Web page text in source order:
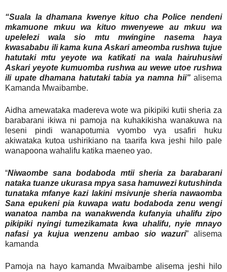
“Suala la dhamana kwenye kituo cha Police nendeni
mkamuone mkuu wa kituo mwenyewe au mkuu wa
upelelezi wala sio mtu mwingine nasema haya
kwasababu ili kama kuna Askari ameomba rushwa tujue
hatutaki mtu yeyote wa katikati na wala hairuhusiwi
Askari yeyote kumuomba rushwa au wewe utoe rushwa
ili upate dhamana hatutaki tabia ya namna hii”alisema
Kamanda Mwaibambe.
Aidha amewataka madereva wote wa pikipiki kutii sheria za
barabarani ikiwa ni pamoja na kuhakikisha wanakuwa na
leseni pindi wanapotumia vyombo vya usafiri huku
akiwataka kutoa ushirikiano na taarifa kwa jeshi hilo pale
wanapoona wahalifu katika maeneo yao.
“Niwaombe sana bodaboda mtii sheria za barabarani
nataka tuanze ukurasa mpya sasa hamuwezi kutushinda
tunataka mfanye kazi lakini msivunje sheria nawaomba
Sana epukeni pia kuwapa watu bodaboda zenu wengi
wanatoa namba na wanakwenda kufanyia uhalifu zipo
pikipiki nyingi tumezikamata kwa uhalifu, nyie mnayo
nafasi ya kujua wenzenu ambao sio wazuri” alisema
kamanda
Pamoja na hayo kamanda Mwaibambe alisema jeshi hilo